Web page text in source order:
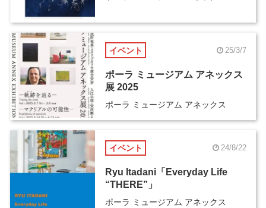
イベント 25/3/7
ポーラ ミュージアム アネックス
展 2025
ポーラ ミュージアム アネックス
イベント 24/8/22
Ryu Itadani「Everyday Life
“THERE”」
ポーラ ミュージアム アネックス